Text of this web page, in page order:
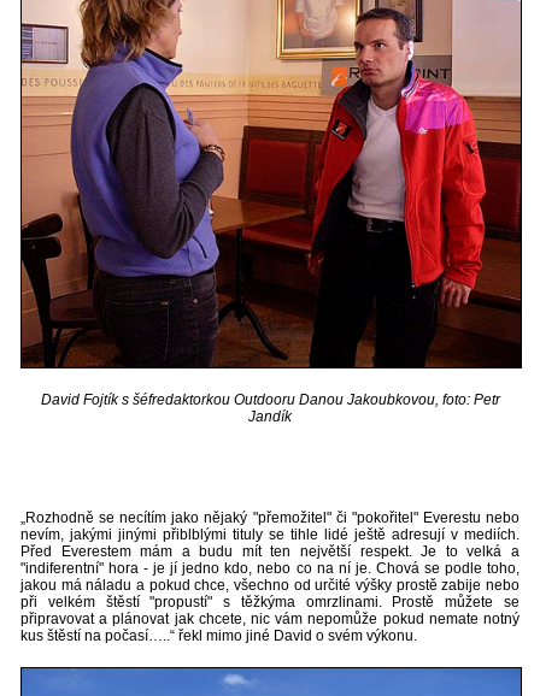
David Fojtík s šéfredaktorkou Outdooru Danou Jakoubkovou, foto: Petr
Jandík
„Rozhodně se necítím jako nějaký "přemožitel" či "pokořitel" Everestu nebo
nevím, jakými jinými přiblblými tituly se tihle lidé ještě adresují v mediích.
Před Everestem mám a budu mít ten největší respekt. Je to velká a
"indiferentní" hora - je jí jedno kdo, nebo co na ní je. Chová se podle toho,
jakou má náladu a pokud chce, všechno od určité výšky prostě zabije nebo
při velkém štěstí "propustí" s těžkýma omrzlinami. Prostě můžete se
připravovat a plánovat jak chcete, nic vám nepomůže pokud nemate notný
kus štěstí na počasí…..“ řekl mimo jiné David o svém výkonu.